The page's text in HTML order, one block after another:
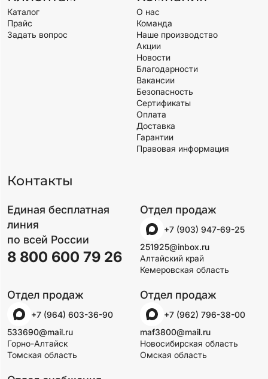
Каталог
Прайс
Задать вопрос
О нас
Команда
Наше производство
Акции
Новости
Благодарности
Вакансии
Безопасность
Сертификаты
Оплата
Доставка
Гарантии
Правовая информация
Контакты
Единая бесплатная
линия
по всей России
8 800 600 79 26
Отдел продаж
+7 (903) 947-69-25
251925@inbox.ru
Алтайский край
Кемеровская область
Отдел продаж
+7 (964) 603-36-90
533690@mail.ru
Горно-Алтайск
Томская область
Отдел продаж
+7 (962) 796-38-00
maf3800@mail.ru
Новосибирская область
Омская область